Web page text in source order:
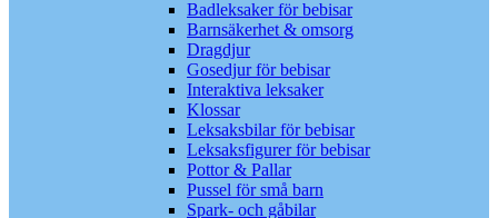
Badleksaker för bebisar
Barnsäkerhet & omsorg
Dragdjur
Gosedjur för bebisar
Interaktiva leksaker
Klossar
Leksaksbilar för bebisar
Leksaksfigurer för bebisar
Pottor & Pallar
Pussel för små barn
Spark- och gåbilar